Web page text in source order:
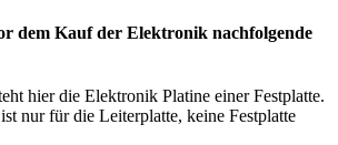
dem Kauf der Elektronik nachfolgende
hier die Elektronik Platine einer Festplatte.
nur für die Leiterplatte, keine Festplatte